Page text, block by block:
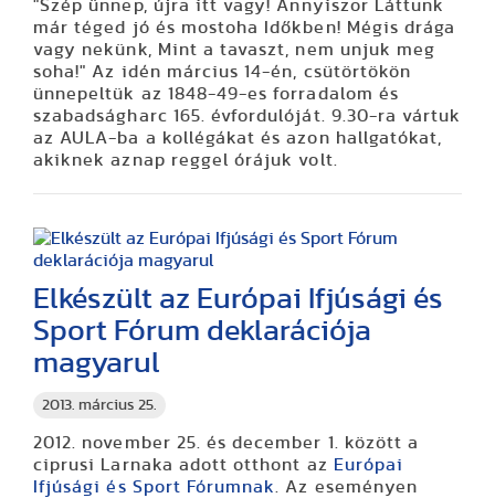
"Szép ünnep, újra itt vagy! Annyiszor Láttunk
már téged jó és mostoha Időkben! Mégis drága
vagy nekünk, Mint a tavaszt, nem unjuk meg
soha!" Az idén március 14-én, csütörtökön
ünnepeltük az 1848-49-es forradalom és
szabadságharc 165. évfordulóját. 9.30-ra vártuk
az AULA-ba a kollégákat és azon hallgatókat,
akiknek aznap reggel órájuk volt.
2013. március 25.
Elkészült az Európai Ifjúsági és
Sport Fórum deklarációja
magyarul
2012. november 25. és december 1. között a
ciprusi Larnaka adott otthont az Európai
Ifjúsági és Sport Fórumnak
. Az eseményen